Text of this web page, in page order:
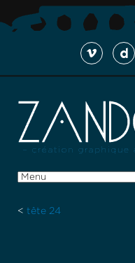
< tête 24